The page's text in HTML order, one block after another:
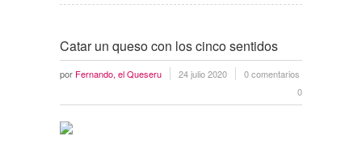
Catar un queso con los cinco sentidos
por Fernando, el Queseru 24 julio 2020
0 comentarios
0